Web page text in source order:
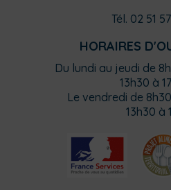
Tél. 02 51
HORAIRES
Du lundi au jeudi de
13h30 à
Le vendredi de
13h30 à